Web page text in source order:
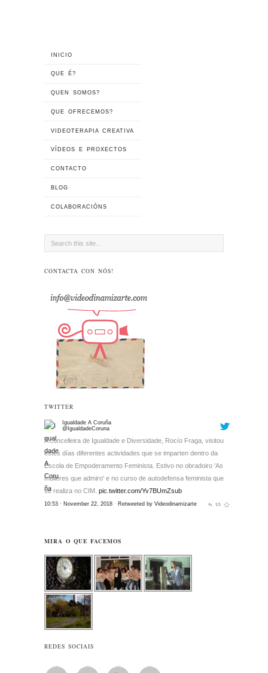
INICIO
QUE É?
QUEN SOMOS?
QUE OFRECEMOS?
VIDEOTERAPIA CREATIVA
VÍDEOS E PROXECTOS
CONTACTO
BLOG
COLABORACIÓNS
CONTACTA CON NÓS!
TWITTER
Igualdade A Coruña
@IgualdadeCoruna
A concelleira de Igualdade e Diversidade, Rocío Fraga, visitou
estes días diferentes actividades que se imparten dentro da
Escola de Empoderamento Feminista. Estivo no obradoiro 'As
mulleres que admiro' e no curso de autodefensa feminista que
se realiza no CIM. pic.twitter.com/Yv7BUmZsub
10:53 · November 22, 2018 · Retweeted by Videodinamizarte
MIRA O QUE FACEMOS
REDES SOCIAIS